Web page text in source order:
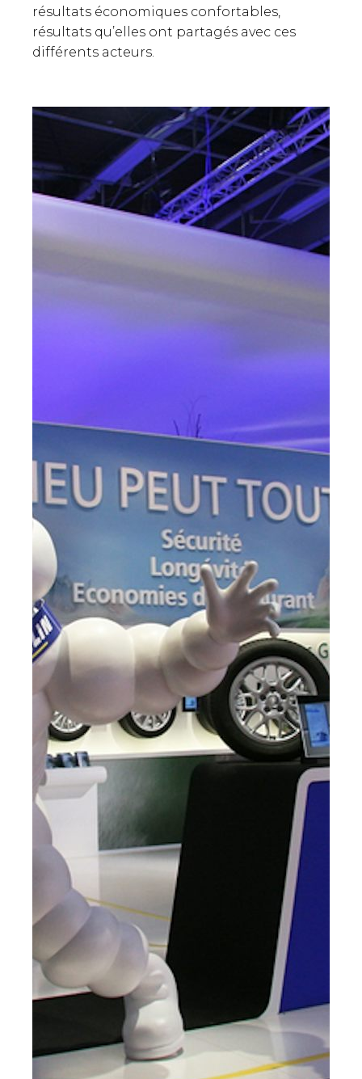
résultats économiques confortables,
résultats qu’elles ont partagés avec ces
différents acteurs.